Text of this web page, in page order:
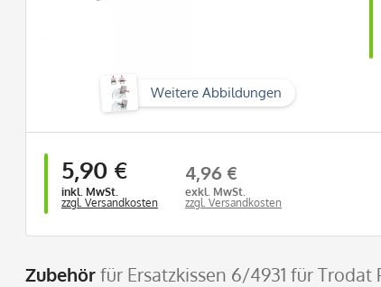
Weitere Abbildungen
5,90 €
inkl. MwSt.
zzgl. Versandkosten
4,96 €
exkl. MwSt.
zzgl. Versandkosten
Zubehörfür Ersatzkissen 6/4931 für Trodat